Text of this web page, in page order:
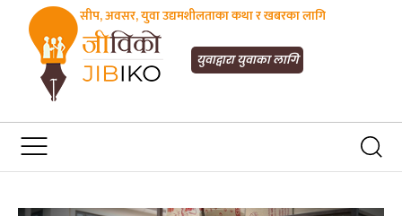
युवाद्वारा युवाका लागि
JIBIKO.COM
तपाईंको जीविकाको साथी
सीप, अवसर, युवा उद्यमशीलताका कथा र खबरका लागि